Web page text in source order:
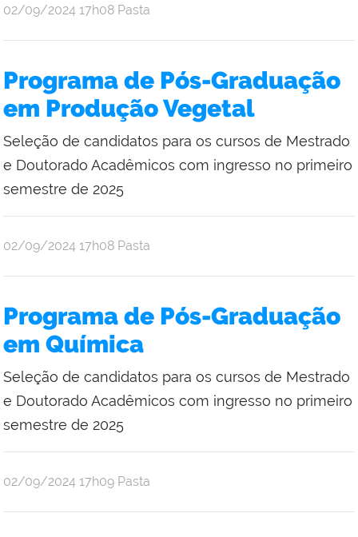
publicado
02/09/2024 17h08 Pasta
Programa de Pós-Graduação
em Produção Vegetal
Seleção de candidatos para os cursos de Mestrado
e Doutorado Acadêmicos com ingresso no primeiro
semestre de 2025
publicado
02/09/2024 17h08 Pasta
Programa de Pós-Graduação
em Química
Seleção de candidatos para os cursos de Mestrado
e Doutorado Acadêmicos com ingresso no primeiro
semestre de 2025
publicado
02/09/2024 17h09 Pasta